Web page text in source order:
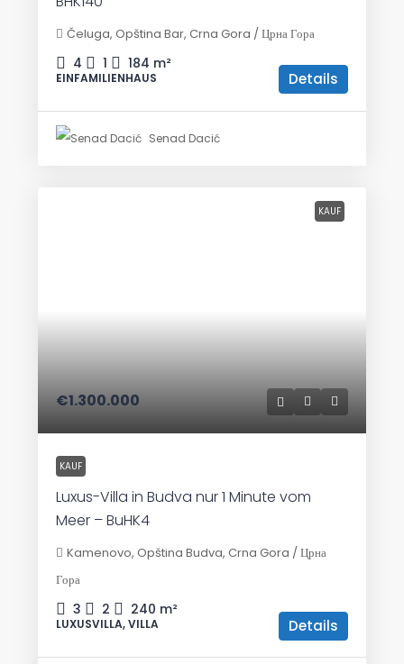
Čeluga, Opština Bar, Crna Gora / Црна Гора
4 1 184 m²
EINFAMILIENHAUS Details
Senad Dacić
KAUF
€1.300.000
KAUF
Luxus-Villa in Budva nur 1 Minute vom
Meer – BuHK4
Kamenovo, Opština Budva, Crna Gora / Црна
Гора
3 2 240 m²
LUXUSVILLA, VILLA Details